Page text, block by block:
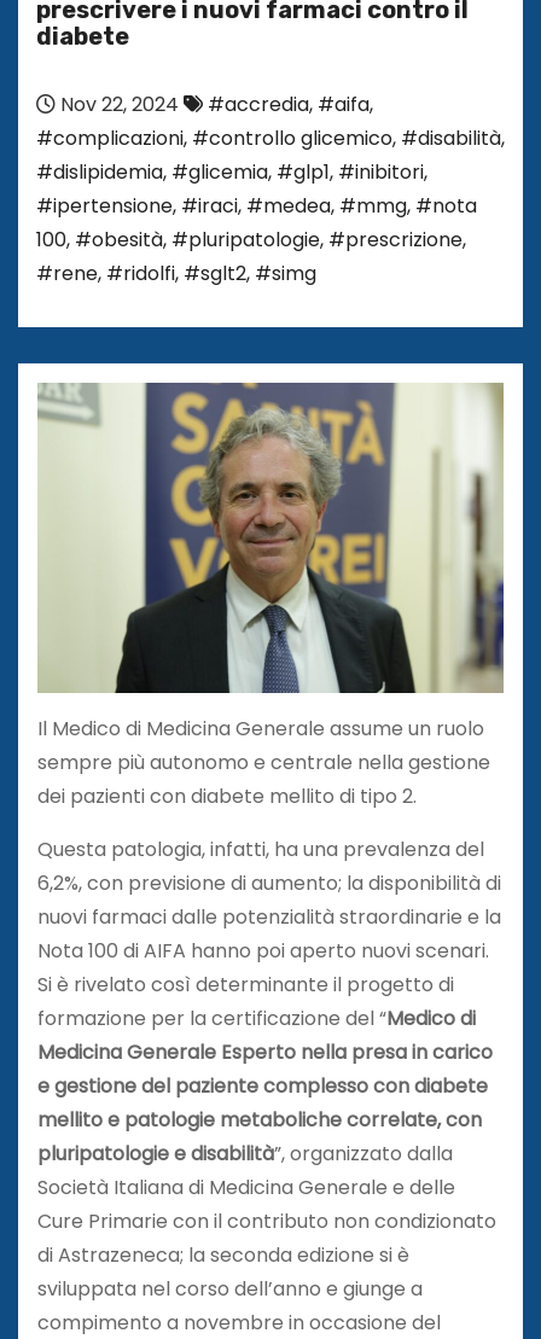
prescrivere i nuovi farmaci contro il
diabete
Nov 22, 2024 #accredia, #aifa,
#complicazioni, #controllo glicemico, #disabilità,
#dislipidemia, #glicemia, #glp1, #inibitori,
#ipertensione, #iraci, #medea, #mmg, #nota
100, #obesità, #pluripatologie, #prescrizione,
#rene, #ridolfi, #sglt2, #simg
Il Medico di Medicina Generale assume un ruolo
sempre più autonomo e centrale nella gestione
dei pazienti con diabete mellito di tipo 2.
Questa patologia, infatti, ha una prevalenza del
6,2%, con previsione di aumento; la disponibilità di
nuovi farmaci dalle potenzialità straordinarie e la
Nota 100 di AIFA hanno poi aperto nuovi scenari.
Si è rivelato così determinante il progetto di
formazione per la certificazione del “Medico di
Medicina Generale Esperto nella presa in carico
e gestione del paziente complesso con diabete
mellito e patologie metaboliche correlate, con
pluripatologie e disabilità”, organizzato dalla
Società Italiana di Medicina Generale e delle
Cure Primarie con il contributo non condizionato
di Astrazeneca; la seconda edizione si è
sviluppata nel corso dell’anno e giunge a
compimento a novembre in occasione del